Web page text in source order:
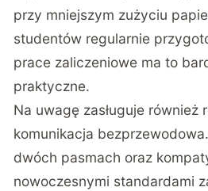
przy mniejszym zużyciu
studentów regularnie
prace zaliczeniowe ma to
praktyczne.
Na uwagę zasługuje również
komunikacja
dwóch pasmach oraz
nowoczesnymi standardami